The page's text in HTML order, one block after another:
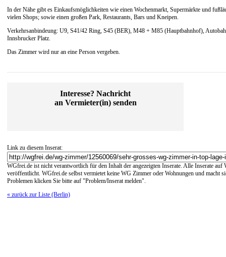
In der Nähe gibt es Einkaufsmöglichkeiten wie einen Wochenmarkt, Supermärkte und
vielen Shops; sowie einen großen Park, Restaurants, Bars und Kneipen.
Verkehrsanbindeung: U9, S41/42 Ring, S45 (BER), M48 + M85 (Hauptbahnhof),
Innsbrucker Platz.
Das Zimmer wird nur an eine Person vergeben.
Interesse? Nachricht
an Vermieter(in) senden
Link zu diesem Inserat:
WGfrei.de ist nicht verantwortlich für den Inhalt der angezeigten Inserate. Alle Inserate
veröffentlicht. WGfrei.de selbst vermietet keine WG Zimmer oder Wohnungen und macht
Problemen klicken Sie bitte auf "Problem/Inserat melden".
« zurück zur Liste (Berlin)